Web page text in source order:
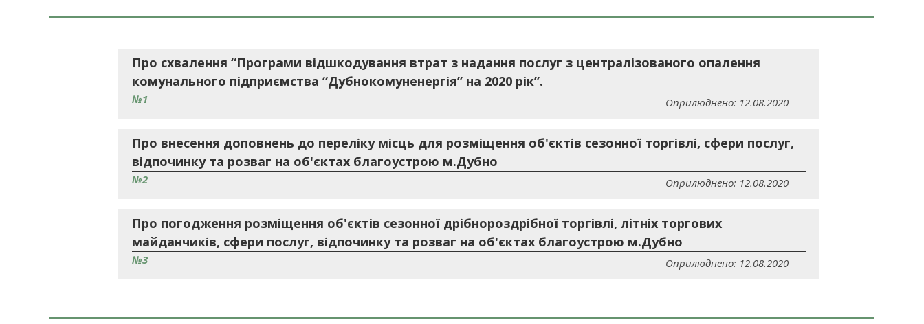
Про схвалення “Програми відшкодування втрат з надання послуг з централізованого опалення
комунального підприємства “Дубнокомуненергія” на 2020 рік”.
№1 Оприлюднено: 12.08.2020
Про внесення доповнень до переліку місць для розміщення об'єктів сезонної торгівлі, сфери послуг,
відпочинку та розваг на об'єктах благоустрою м.Дубно
№2 Оприлюднено: 12.08.2020
Про погодження розміщення об'єктів сезонної дрібнороздрібної торгівлі, літніх торгових
майданчиків, сфери послуг, відпочинку та розваг на об'єктах благоустрою м.Дубно
№3 Оприлюднено: 12.08.2020